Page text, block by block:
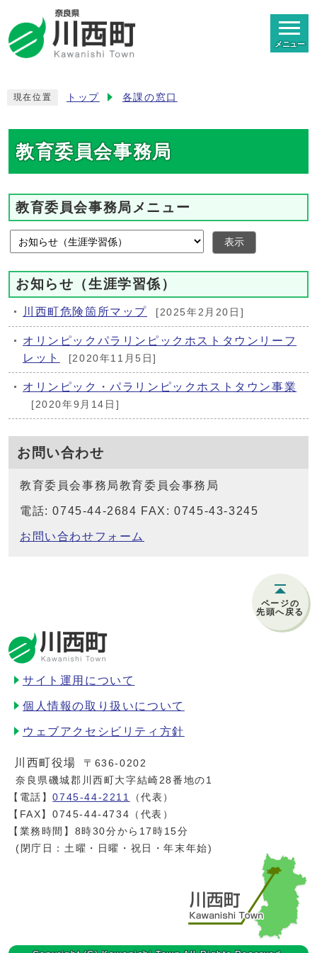
メニュー
現在位置 トップ 各課の窓口
教育委員会事務局
教育委員会事務局メニュー
表示
お知らせ（生涯学習係）
川西町危険箇所マップ [2025年2月20日]
オリンピックパラリンピックホストタウンリーフ
レット
[2020年11月5日]
オリンピック・パラリンピックホストタウン事業
[2020年9月14日]
お問い合わせ
教育委員会事務局教育委員会事務局
電話: 0745-44-2684 FAX: 0745-43-3245
お問い合わせフォーム
ページの
先頭へ戻る
サイト運用について
個人情報の取り扱いについて
ウェブアクセシビリティ方針
川西町役場
〒636-0202
奈良県磯城郡川西町大字結崎28番地の1
【電話】0745-44-2211
（代表）
【FAX】0745-44-4734（代表）
【業務時間】8時30分から17時15分
(閉庁日：土曜・日曜・祝日・年末年始)